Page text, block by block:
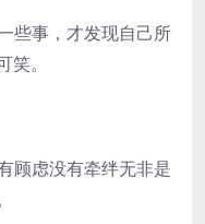
事，才发现自己所
。
虑没有牵绊无非是